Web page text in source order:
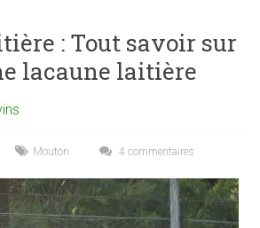
: Tout savoir sur
lacaune laitière
Mouton 4 commentaires